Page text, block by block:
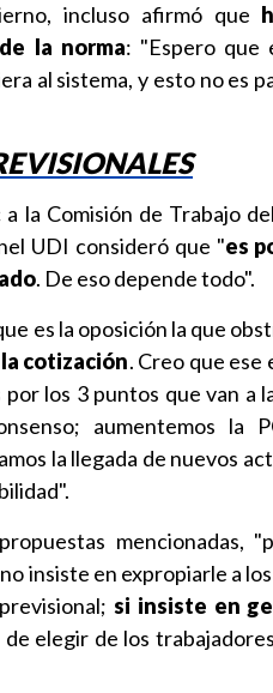
incluso afirmó que
la norma: "Espero que
al sistema, y esto no es
la Comisión de Trabajo
UDI consideró que "es
. De eso depende todo".
es la oposición la que
cotización. Creo que ese
los 3 puntos que van a
aumentemos la
la llegada de nuevos
mencionadas,
insiste en expropiarle a
si insiste en
elegir de los